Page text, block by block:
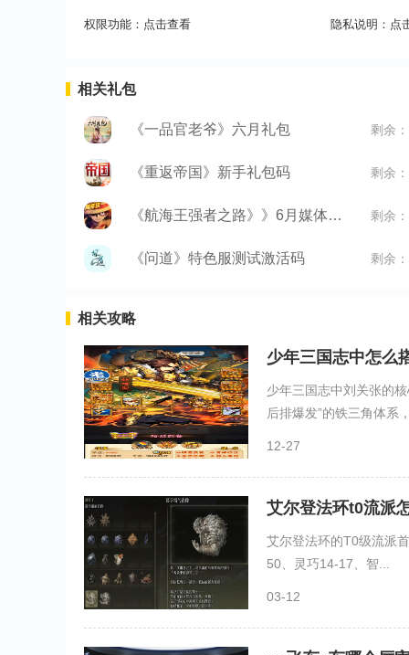
权限功能： 点击查看 隐私说明： 点
相关礼包
《一品官老爷》六月礼包 剩余
《重返帝国》新手礼包码 剩余
《航海王强者之路》》6月媒体礼包 剩余
《问道》特色服测试激活码 剩余
相关攻略
少年三国志中怎么
少年三国志中刘关张的
后排爆发”的铁三角体系
12-27
艾尔登法环t0流派
艾尔登法环的T0级流派
50、灵巧14-17、智...
03-12